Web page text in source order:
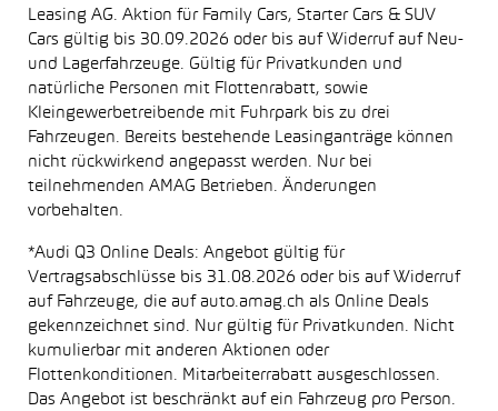
Leasing AG. Aktion für Family Cars, Starter Cars & SUV
Cars gültig bis 30.09.2026 oder bis auf Widerruf auf Neu-
und Lagerfahrzeuge. Gültig für Privatkunden und
natürliche Personen mit Flottenrabatt, sowie
Kleingewerbetreibende mit Fuhrpark bis zu drei
Fahrzeugen. Bereits bestehende Leasinganträge können
nicht rückwirkend angepasst werden. Nur bei
teilnehmenden AMAG Betrieben. Änderungen
vorbehalten.
*Audi Q3 Online Deals: Angebot gültig für
Vertragsabschlüsse bis 31.08.2026 oder bis auf Widerruf
auf Fahrzeuge, die auf auto.amag.ch als Online Deals
gekennzeichnet sind. Nur gültig für Privatkunden. Nicht
kumulierbar mit anderen Aktionen oder
Flottenkonditionen. Mitarbeiterrabatt ausgeschlossen.
Das Angebot ist beschränkt auf ein Fahrzeug pro Person.